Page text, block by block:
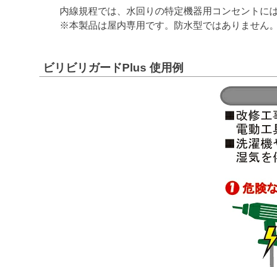
内線規程では、水回りの特定機器用コンセントに
※本製品は屋内専用です。防水型ではありません。
ビリビリガードPlus 使用例